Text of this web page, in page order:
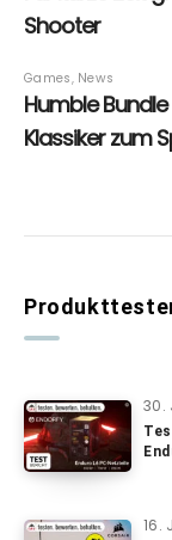
30.
16.